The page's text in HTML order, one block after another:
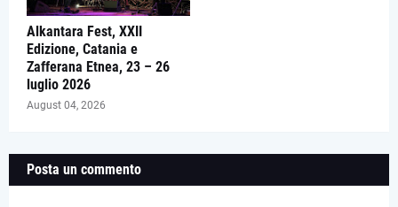
Alkantara Fest, XXII
Edizione, Catania e
Zafferana Etnea, 23 – 26
luglio 2026
August 04, 2026
Posta un commento